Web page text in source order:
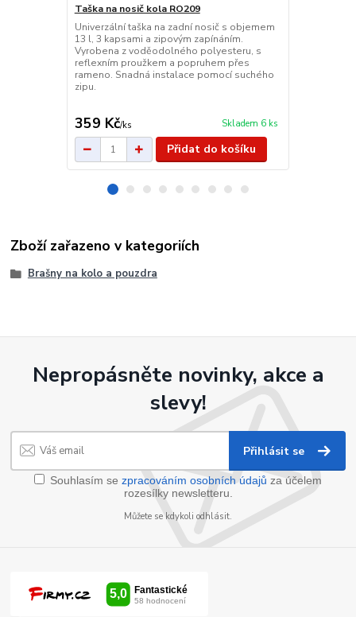
Taška na nosič kola RO209
Univerzální taška na zadní nosič s objemem
13 l, 3 kapsami a zipovým zapínáním.
Vyrobena z voděodolného polyesteru, s
reflexním proužkem a popruhem přes
rameno. Snadná instalace pomocí suchého
zipu.
359 Kč/ks Skladem 6 ks
Přidat do košíku
Zboží zařazeno v kategoriích
Brašny na kolo a pouzdra
Nepropásněte novinky, akce a
slevy!
Přihlásit se
Souhlasím se zpracováním osobních údajů za účelem
rozesílky newsletteru.
Můžete se kdykoli odhlásit.